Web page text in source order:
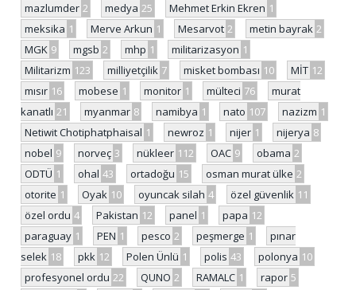
mazlumder 2 medya 25 Mehmet Erkin Ekren 1
meksika 1 Merve Arkun 1 Mesarvot 2 metin bayrak 2
MGK 9 mgsb 2 mhp 1 militarizasyon 1
Militarizm 123 milliyetçilik 7 misket bombası 10 MİT 12
mısır 16 mobese 1 monitor 1 mülteci 76
murat
kanatlı 21 myanmar 8 namibya 1 nato 107 nazizm 1
Netiwit Chotiphatphaisal 1 newroz 1 nijer 1 nijerya 8
nobel 9 norveç 3 nükleer 112 OAC 9 obama 2
ODTÜ 1 ohal 43 ortadoğu 15 osman murat ülke 2
otorite 1 Oyak 10 oyuncak silah 4 özel güvenlik 11
özel ordu 4 Pakistan 12 panel 1 papa 12
paraguay 1 PEN 1 pesco 2 peşmerge 1
pınar
selek 18 pkk 12 Polen Ünlü 1 polis 43 polonya 10
profesyonel ordu 22 QUNO 2 RAMALC 1 rapor 5